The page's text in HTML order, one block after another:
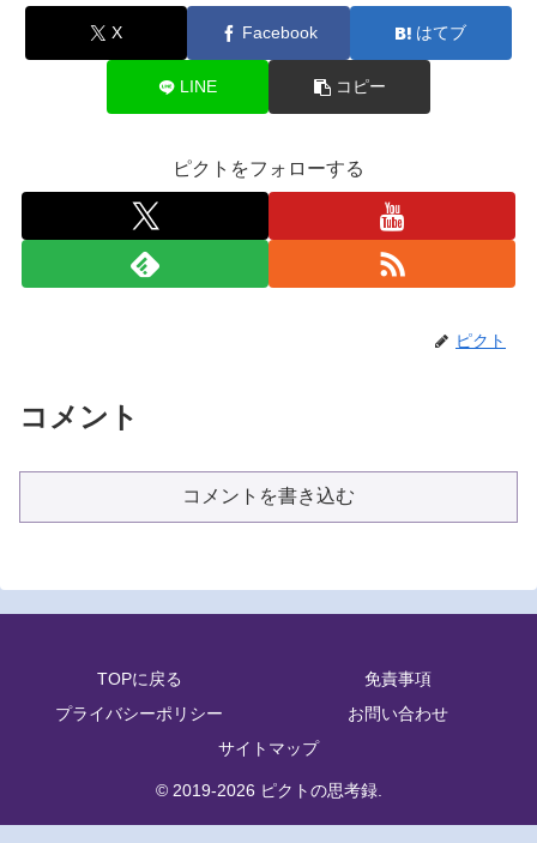
X Facebook はてブ
LINE コピー
ピクトをフォローする
ピクト
コメント
コメントを書き込む
TOPに戻る
免責事項
プライバシーポリシー
お問い合わせ
サイトマップ
© 2019-2026 ピクトの思考録.